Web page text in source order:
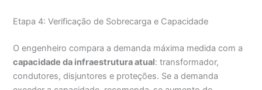
Etapa 4: Verificação de Sobrecarga e Capacidade
O engenheiro compara a demanda máxima medida com a
capacidade da infraestrutura atual: transformador,
condutores, disjuntores e proteções. Se a demanda